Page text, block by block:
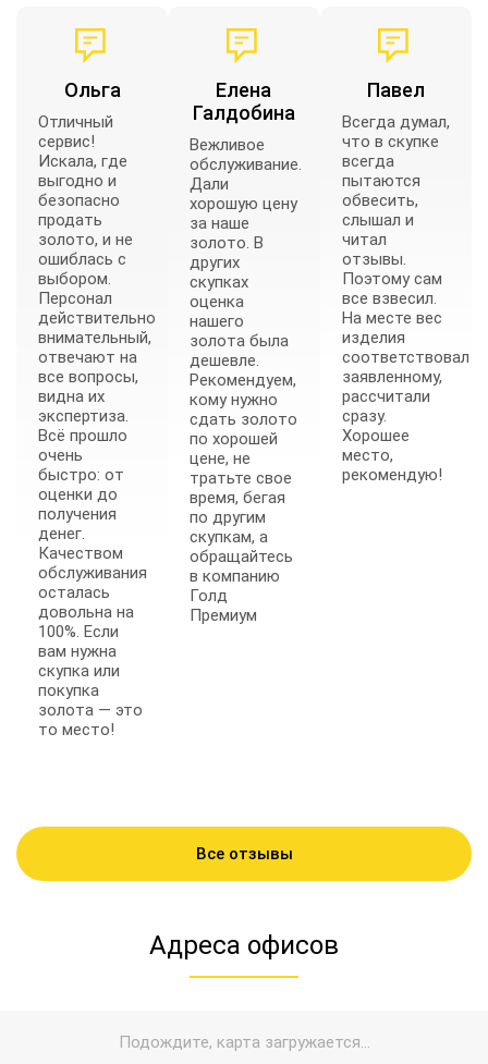
Ольга
Отличный
сервис!
Искала, где
выгодно и
безопасно
продать
золото, и не
ошиблась с
выбором.
Персонал
действительно
внимательный,
отвечают на
все вопросы,
видна их
экспертиза.
Всё прошло
очень
быстро: от
оценки до
получения
денег.
Качеством
обслуживания
осталась
довольна на
100%. Если
вам нужна
скупка или
покупка
золота — это
то место!
Елена
Галдобина
Вежливое
обслуживание.
Дали
хорошую цену
за наше
золото. В
других
скупках
оценка
нашего
золота была
дешевле.
Рекомендуем,
кому нужно
сдать золото
по хорошей
цене, не
тратьте свое
время, бегая
по другим
скупкам, а
обращайтесь
в компанию
Голд
Премиум
Павел
Всегда думал,
что в скупке
всегда
пытаются
обвесить,
слышал и
читал
отзывы.
Поэтому сам
все взвесил.
На месте вес
изделия
соответствовал
заявленному,
рассчитали
сразу.
Хорошее
место,
рекомендую!
Все отзывы
Адреса офисов